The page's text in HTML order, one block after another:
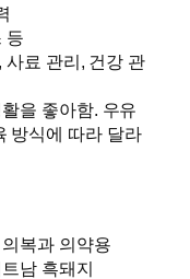
등
사료 관리, 건강 관
을 좋아함. 우유
방식에 따라 달라
복과 의약용
남 흑돼지